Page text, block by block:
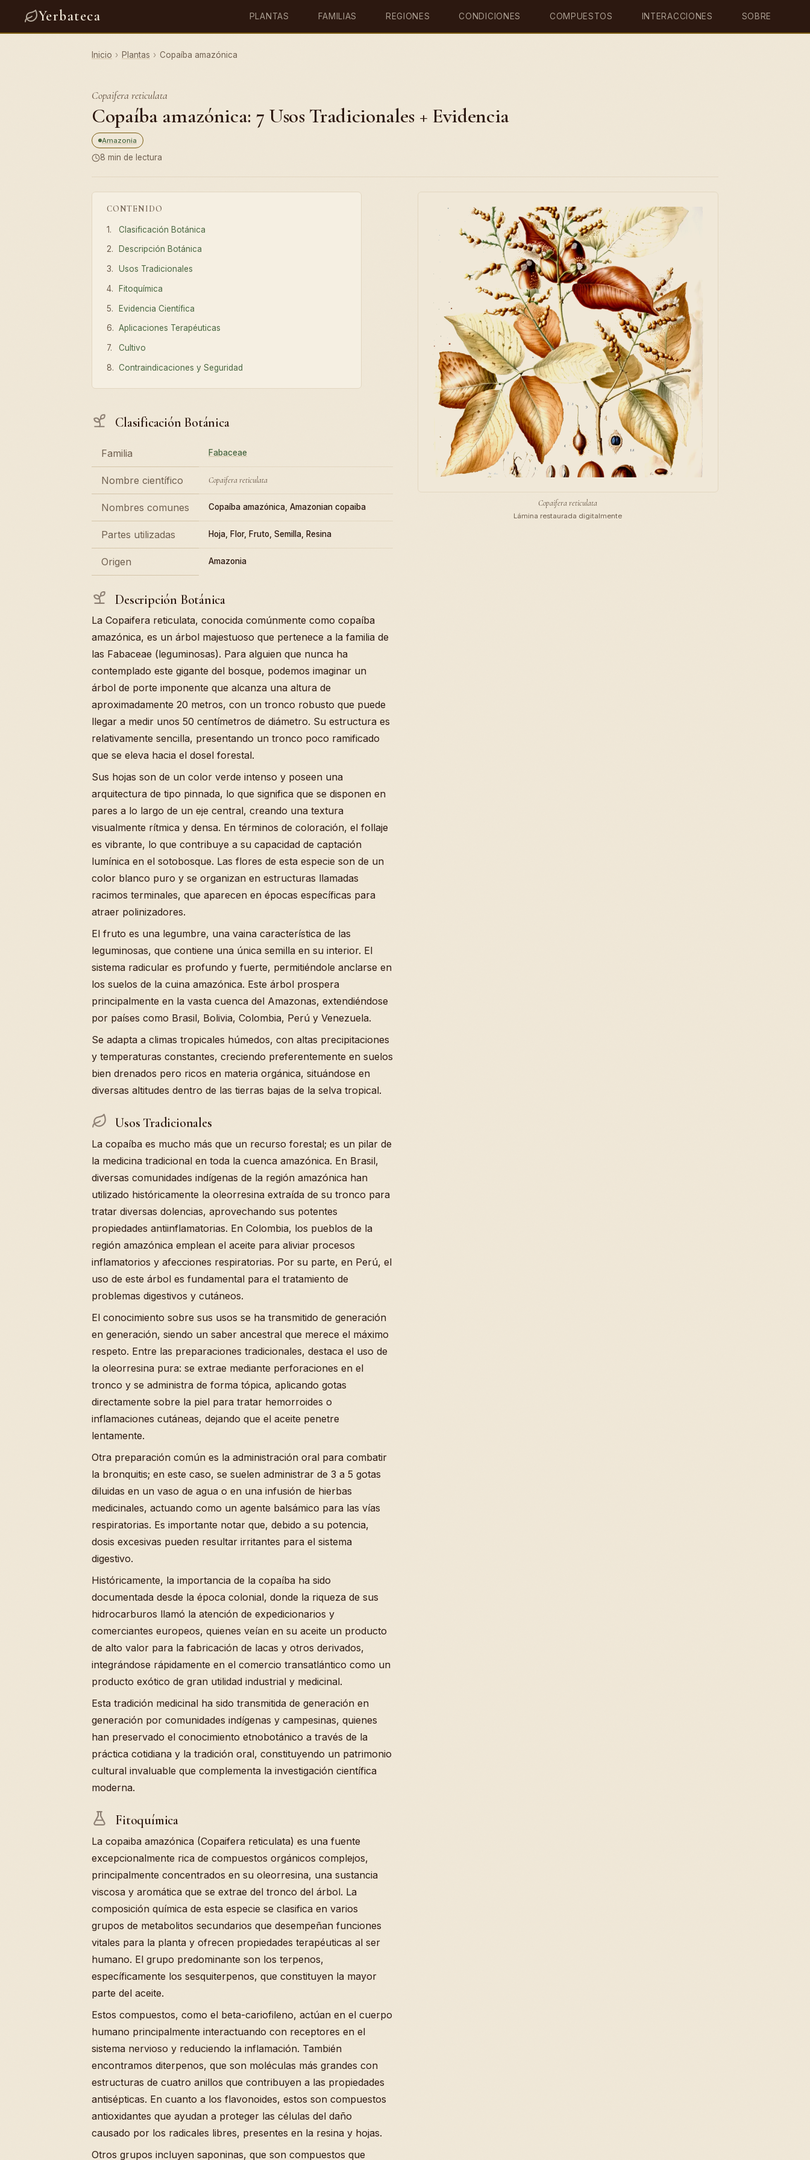
Yerbateca PLANTAS FAMILIAS REGIONES CONDICIONES COMPUESTOS INTERACCIONES SOBRE
Inicio › Plantas › Copaíba amazónica
Copaifera reticulata
Copaíba amazónica: 7 Usos Tradicionales + Evidencia
Amazonia
8 min de lectura
CONTENIDO
Clasificación Botánica
Descripción Botánica
Usos Tradicionales
Fitoquímica
Evidencia Científica
Aplicaciones Terapéuticas
Cultivo
Contraindicaciones y Seguridad
Clasificación Botánica
Familia Fabaceae
Nombre científico Copaifera reticulata
Nombres comunes Copaíba amazónica, Amazonian copaiba
Partes utilizadas Hoja, Flor, Fruto, Semilla, Resina
Origen Amazonia
Descripción Botánica
La Copaifera reticulata, conocida comúnmente como copaíba
amazónica, es un árbol majestuoso que pertenece a la familia de
las Fabaceae (leguminosas). Para alguien que nunca ha
contemplado este gigante del bosque, podemos imaginar un
árbol de porte imponente que alcanza una altura de
aproximadamente 20 metros, con un tronco robusto que puede
llegar a medir unos 50 centímetros de diámetro. Su estructura es
relativamente sencilla, presentando un tronco poco ramificado
que se eleva hacia el dosel forestal.
Sus hojas son de un color verde intenso y poseen una
arquitectura de tipo pinnada, lo que significa que se disponen en
pares a lo largo de un eje central, creando una textura
visualmente rítmica y densa. En términos de coloración, el follaje
es vibrante, lo que contribuye a su capacidad de captación
lumínica en el sotobosque. Las flores de esta especie son de un
color blanco puro y se organizan en estructuras llamadas
racimos terminales, que aparecen en épocas específicas para
atraer polinizadores.
El fruto es una legumbre, una vaina característica de las
leguminosas, que contiene una única semilla en su interior. El
sistema radicular es profundo y fuerte, permitiéndole anclarse en
los suelos de la cuina amazónica. Este árbol prospera
principalmente en la vasta cuenca del Amazonas, extendiéndose
por países como Brasil, Bolivia, Colombia, Perú y Venezuela.
Se adapta a climas tropicales húmedos, con altas precipitaciones
y temperaturas constantes, creciendo preferentemente en suelos
bien drenados pero ricos en materia orgánica, situándose en
diversas altitudes dentro de las tierras bajas de la selva tropical.
Usos Tradicionales
La copaíba es mucho más que un recurso forestal; es un pilar de
la medicina tradicional en toda la cuenca amazónica. En Brasil,
diversas comunidades indígenas de la región amazónica han
utilizado históricamente la oleorresina extraída de su tronco para
tratar diversas dolencias, aprovechando sus potentes
propiedades antiinflamatorias. En Colombia, los pueblos de la
región amazónica emplean el aceite para aliviar procesos
inflamatorios y afecciones respiratorias. Por su parte, en Perú, el
uso de este árbol es fundamental para el tratamiento de
problemas digestivos y cutáneos.
El conocimiento sobre sus usos se ha transmitido de generación
en generación, siendo un saber ancestral que merece el máximo
respeto. Entre las preparaciones tradicionales, destaca el uso de
la oleorresina pura: se extrae mediante perforaciones en el
tronco y se administra de forma tópica, aplicando gotas
directamente sobre la piel para tratar hemorroides o
inflamaciones cutáneas, dejando que el aceite penetre
lentamente.
Otra preparación común es la administración oral para combatir
la bronquitis; en este caso, se suelen administrar de 3 a 5 gotas
diluidas en un vaso de agua o en una infusión de hierbas
medicinales, actuando como un agente balsámico para las vías
respiratorias. Es importante notar que, debido a su potencia,
dosis excesivas pueden resultar irritantes para el sistema
digestivo.
Históricamente, la importancia de la copaíba ha sido
documentada desde la época colonial, donde la riqueza de sus
hidrocarburos llamó la atención de expedicionarios y
comerciantes europeos, quienes veían en su aceite un producto
de alto valor para la fabricación de lacas y otros derivados,
integrándose rápidamente en el comercio transatlántico como un
producto exótico de gran utilidad industrial y medicinal.
Esta tradición medicinal ha sido transmitida de generación en
generación por comunidades indígenas y campesinas, quienes
han preservado el conocimiento etnobotánico a través de la
práctica cotidiana y la tradición oral, constituyendo un patrimonio
cultural invaluable que complementa la investigación científica
moderna.
Fitoquímica
La copaiba amazónica (Copaifera reticulata) es una fuente
excepcionalmente rica de compuestos orgánicos complejos,
principalmente concentrados en su oleorresina, una sustancia
viscosa y aromática que se extrae del tronco del árbol. La
composición química de esta especie se clasifica en varios
grupos de metabolitos secundarios que desempeñan funciones
vitales para la planta y ofrecen propiedades terapéuticas al ser
humano. El grupo predominante son los terpenos,
específicamente los sesquiterpenos, que constituyen la mayor
parte del aceite.
Estos compuestos, como el beta-cariofileno, actúan en el cuerpo
humano principalmente interactuando con receptores en el
sistema nervioso y reduciendo la inflamación. También
encontramos diterpenos, que son moléculas más grandes con
estructuras de cuatro anillos que contribuyen a las propiedades
antisépticas. En cuanto a los flavonoides, estos son compuestos
antioxidantes que ayudan a proteger las células del daño
causado por los radicales libres, presentes en la resina y hojas.
Otros grupos incluyen saponinas, que son compuestos que
Copaifera reticulata
Lámina restaurada digitalmente